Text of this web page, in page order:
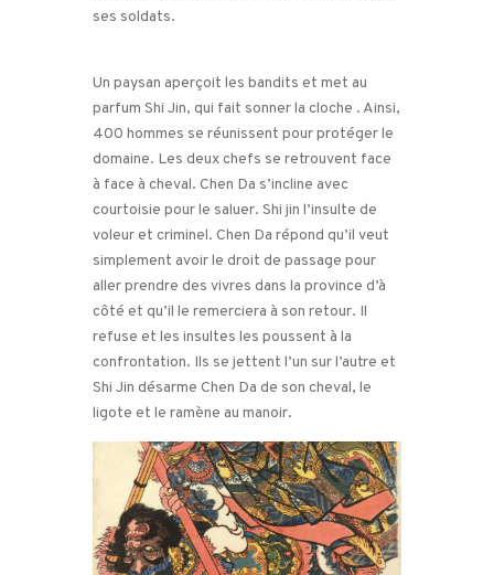
ses soldats.
Un paysan aperçoit les bandits et met au
parfum Shi Jin, qui fait sonner la cloche . Ainsi,
400 hommes se réunissent pour protéger le
domaine. Les deux chefs se retrouvent face
à face à cheval. Chen Da s’incline avec
courtoisie pour le saluer. Shi jin l’insulte de
voleur et criminel. Chen Da répond qu’il veut
simplement avoir le droit de passage pour
aller prendre des vivres dans la province d’à
côté et qu’il le remerciera à son retour. Il
refuse et les insultes les poussent à la
confrontation. Ils se jettent l’un sur l’autre et
Shi Jin désarme Chen Da de son cheval, le
ligote et le ramène au manoir.